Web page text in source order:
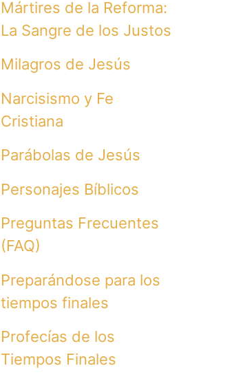
Mártires de la Reforma:
La Sangre de los Justos
Milagros de Jesús
Narcisismo y Fe
Cristiana
Parábolas de Jesús
Personajes Bíblicos
Preguntas Frecuentes
(FAQ)
Preparándose para los
tiempos finales
Profecías de los
Tiempos Finales